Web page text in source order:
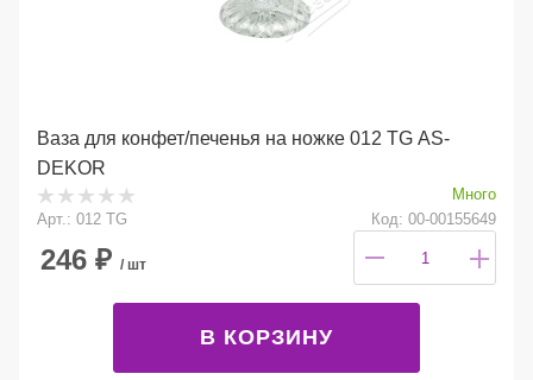
Ваза для конфет/печенья на ножке 012 TG AS-
DEKOR
Много
Арт.: 012 TG
Код: 00-00155649
246 ₽ / шт
В КОРЗИНУ